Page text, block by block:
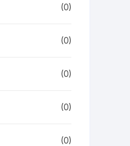
(0)
(0)
(0)
(0)
(0)